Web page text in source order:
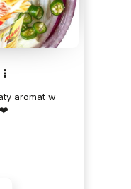
aromat w
❤️